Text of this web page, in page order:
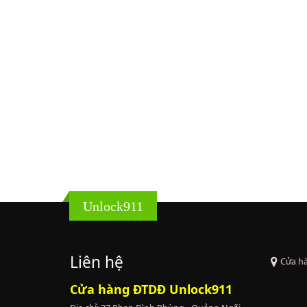
Unlock911
Liên hệ
Cửa hàng ĐTDĐ Unlock911
Cửa